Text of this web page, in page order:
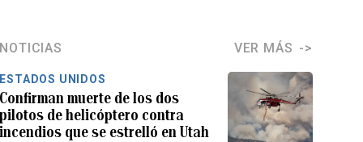
NOTICIAS VER MÁS
ESTADOS UNIDOS
Confirman muerte de los dos
pilotos de helicóptero contra
incendios que se estrelló en Utah